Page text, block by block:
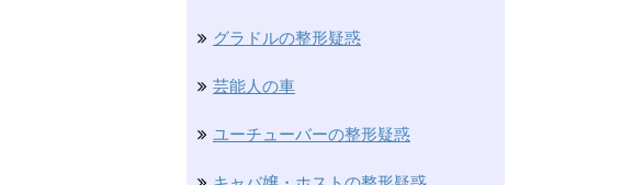
グラドルの整形疑惑
芸能人の車
ユーチューバーの整形疑惑